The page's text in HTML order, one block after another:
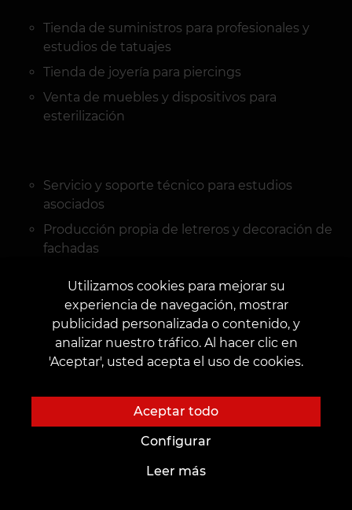
Tienda de suministros para profesionales y
estudios de tatuajes
Tienda de joyería para piercings
Venta de muebles y dispositivos para
esterilización
Servicio y soporte técnico para estudios
asociados
Producción propia de letreros y decoración de
fachadas
REVOLUTION, Dynamic, Wow tattoo, Easy
Tattoo, Easy Piercing y otras
4. Crisis en su estudio
Nuestra experiencia de 10 años nos permite
Utilizamos cookies para mejorar su
experiencia de navegación, mostrar
publicidad personalizada o contenido, y
analizar nuestro tráfico. Al hacer clic en
'Aceptar', usted acepta el uso de cookies.
Aceptar todo
Configurar
Leer más